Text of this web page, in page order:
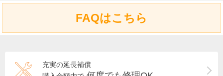
FAQはこちら
充実の延長補償